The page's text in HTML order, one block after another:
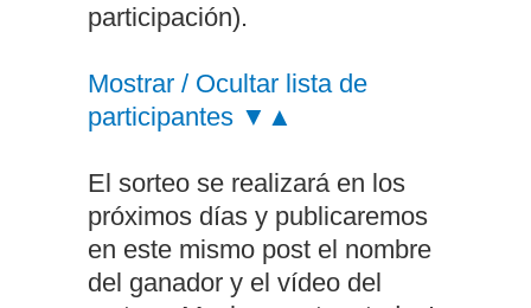
participación).
Mostrar / Ocultar lista de
participantes ▼▲
El sorteo se realizará en los
próximos días y publicaremos
en este mismo post el nombre
del ganador y el vídeo del